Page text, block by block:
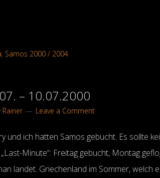
, Samos 2000 / 2004
– 10.07.2000
Rainer Leave a Comment
und ich hatten Samos gebucht. Es sollte
Minute“: Freitag gebucht, Montag
landet. Griechenland im Sommer, welch